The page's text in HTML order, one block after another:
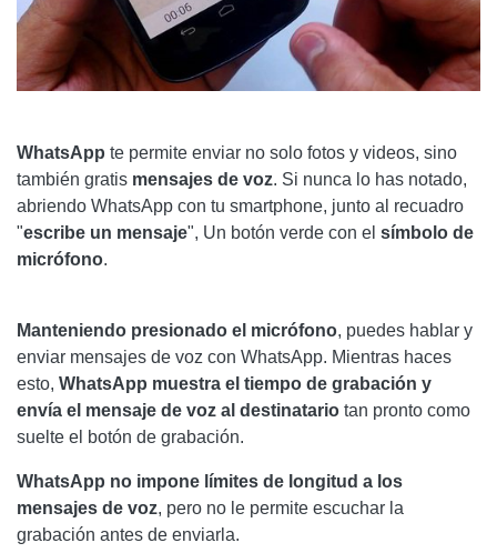
WhatsApp te permite enviar no solo fotos y videos, sino
también gratis mensajes de voz. Si nunca lo has notado,
abriendo WhatsApp con tu smartphone, junto al recuadro
"escribe un mensaje", Un botón verde con el símbolo de
micrófono.
Manteniendo presionado el micrófono, puedes hablar y
enviar mensajes de voz con WhatsApp. Mientras haces
esto, WhatsApp muestra el tiempo de grabación y
envía el mensaje de voz al destinatario tan pronto como
suelte el botón de grabación.
WhatsApp no ​​impone límites de longitud a los
mensajes de voz, pero no le permite escuchar la
grabación antes de enviarla.